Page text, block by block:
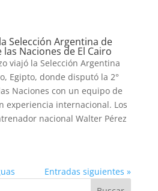
Selección Argentina de
las Naciones de El Cairo
viajó la Selección Argentina
Egipto, donde disputó la 2°
Naciones con un equipo de
experiencia internacional. Los
nacional Walter Pérez
Entradas siguientes »